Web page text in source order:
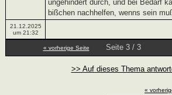
ungehindert durch, und bei Bedarf
bißchen nachhelfen, wenns sein
21.12.2025
um 21:32
« vorherige Seite Seite 3 / 3
>> Auf dieses Thema
«